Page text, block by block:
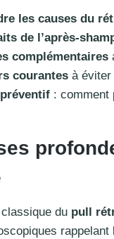
les causes du
de l’après-
complémentaires
courantes à éviter
: comment
du pull